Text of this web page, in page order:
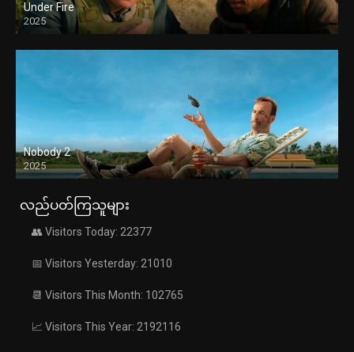
Under Fire
2025
Nobody 2
2025
လည်ပတ်ကြသူများ
👥 Visitors Today: 22377
📅 Visitors Yesterday: 21010
📆 Visitors This Month: 102765
📈 Visitors This Year: 2192116